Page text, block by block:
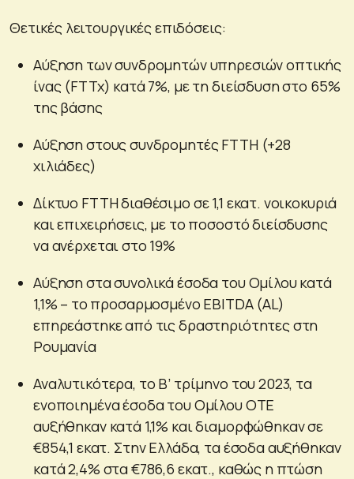
Θετικές λειτουργικές επιδόσεις:
Αύξηση των συνδρομητών υπηρεσιών οπτικής
ίνας (FTTx) κατά 7%, με τη διείσδυση στο 65%
της βάσης
Αύξηση στους συνδρομητές FTTH (+28
χιλιάδες)
Δίκτυο FTTH διαθέσιμο σε 1,1 εκατ. νοικοκυριά
και επιχειρήσεις, με το ποσοστό διείσδυσης
να ανέρχεται στο 19%
Αύξηση στα συνολικά έσοδα του Ομίλου κατά
1,1% – το προσαρμοσμένο EBITDA (AL)
επηρεάστηκε από τις δραστηριότητες στη
Ρουμανία
Αναλυτικότερα, το Β’ τρίμηνο του 2023, τα
ενοποιημένα έσοδα του Ομίλου OTE
αυξήθηκαν κατά 1,1% και διαμορφώθηκαν σε
€854,1 εκατ. Στην Ελλάδα, τα έσοδα αυξήθηκαν
κατά 2,4% στα €786,6 εκατ., καθώς η πτώση